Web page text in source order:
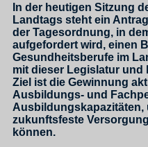
In der heutigen Sitzung
Landtags steht ein
der Tagesordnung, in
aufgefordert wird, einen
Gesundheitsberufe im
mit dieser Legislatur und
Ziel ist die Gewinnung
Ausbildungs- und
Ausbildungskapazitäten,
zukunftsfeste
können.